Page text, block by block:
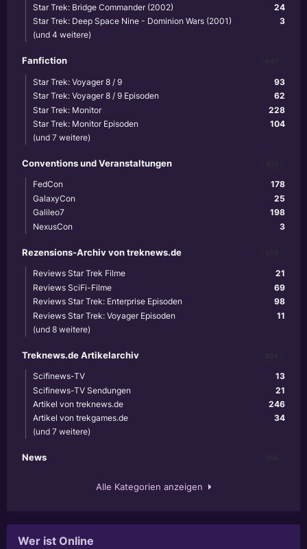
24
Star Trek: Bridge Commander (2002)
3
Star Trek: Deep Space Nine - Dominion Wars (2001)
(und 4 weitere)
Fanfiction
93
Star Trek: Voyager 8 / 9
62
Star Trek: Voyager 8 / 9 Episoden
228
Star Trek: Monitor
104
Star Trek: Monitor Episoden
(und 7 weitere)
Conventions und Veranstaltungen
178
FedCon
25
GalaxyCon
198
Galileo7
3
NexusCon
Rezensions-Archiv von treknews.de
21
Reviews Star Trek Filme
69
Reviews SciFi-Filme
98
Reviews Star Trek: Enterprise Episoden
11
Reviews Star Trek: Voyager Episoden
(und 8 weitere)
Treknews.de Artikelarchiv
13
Scifinews-TV
21
Scifinews-TV Sendungen
246
Artikel von treknews.de
34
Artikel von trekgames.de
(und 7 weitere)
News
Alle Kategorien anzeigen
Wer ist Online